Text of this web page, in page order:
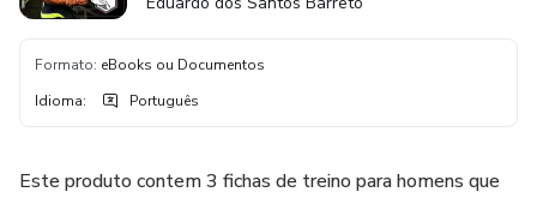
Formato: eBooks ou Documentos
Idioma: Português
Este produto contem 3 fichas de treino para homens que